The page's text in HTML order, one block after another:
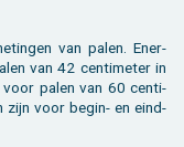
van palen. Ener­
van 42 cen­ti­me­ter in
voor palen van 60 cen­ti­
zijn voor begin- en eind­